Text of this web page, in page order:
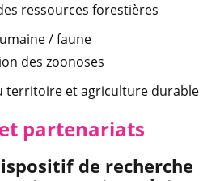
ressources forestières
/ faune
des zoonoses
territoire et agriculture durable
partenariats
de recherche